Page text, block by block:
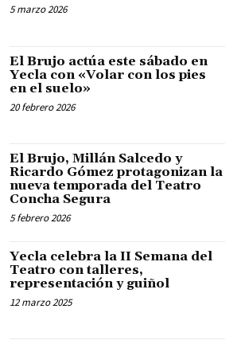
5 marzo 2026
El Brujo actúa este sábado en
Yecla con «Volar con los pies
en el suelo»
20 febrero 2026
El Brujo, Millán Salcedo y
Ricardo Gómez protagonizan la
nueva temporada del Teatro
Concha Segura
5 febrero 2026
Yecla celebra la II Semana del
Teatro con talleres,
representación y guiñol
12 marzo 2025